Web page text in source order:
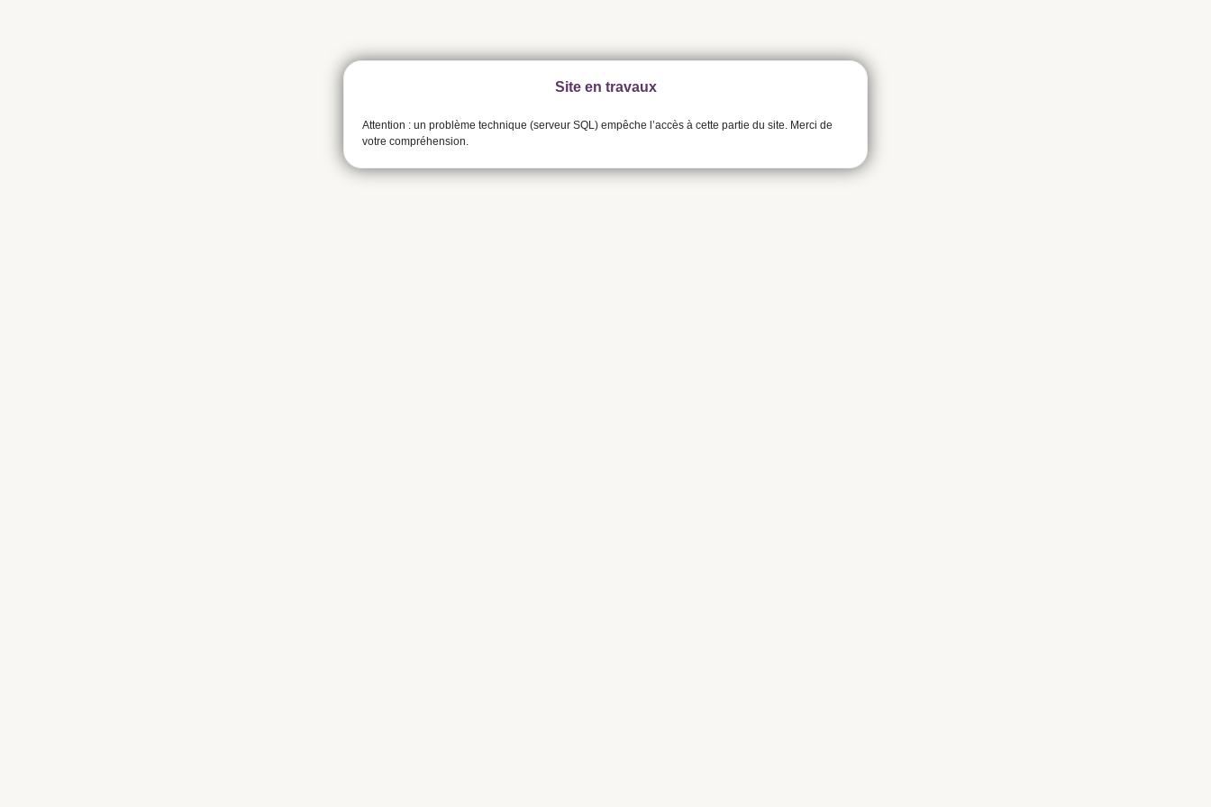
Site en travaux
Attention : un problème technique (serveur SQL) empêche l’accès à cette partie du site. Merci de
votre compréhension.